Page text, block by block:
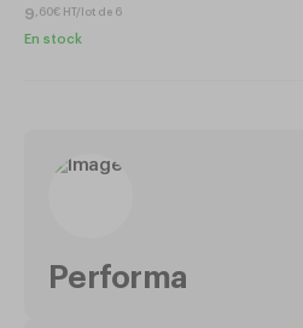
9 , 60€ HT/lot de 6
En stock
Performa